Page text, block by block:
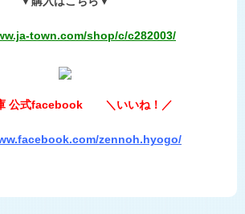
town.com/shop/c/c282003/
公式facebook ＼いいね！／
zennoh.hyogo/